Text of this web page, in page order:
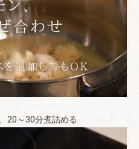
20～30分煮詰める